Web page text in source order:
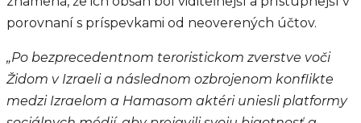
porovnaní s príspevkami od neoverených účtov.
„Po bezprecedentnom teroristickom zverstve voči
Židom v Izraeli a následnom ozbrojenom konflikte
medzi Izraelom a Hamasom aktéri uniesli platformy